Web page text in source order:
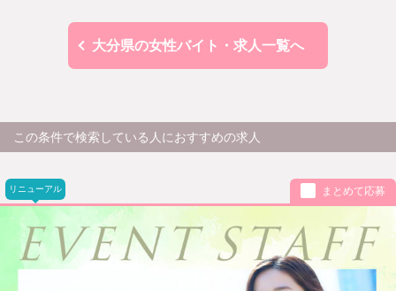
大分県の女性バイト・求人一覧へ
この条件で検索している人におすすめの求人
リニューアル まとめて応募